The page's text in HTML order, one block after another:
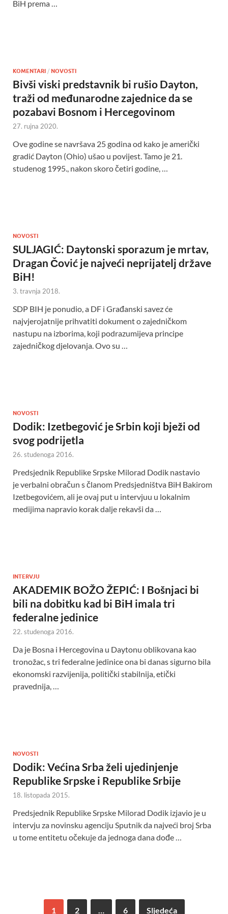
BiH prema …
KOMENTARI / NOVOSTI
Bivši viski predstavnik bi rušio Dayton,
traži od međunarodne zajednice da se
pozabavi Bosnom i Hercegovinom
27. rujna 2020.
Ove godine se navršava 25 godina od kako je američki
gradić Dayton (Ohio) ušao u povijest. Tamo je 21.
studenog 1995., nakon skoro četiri godine, …
NOVOSTI
SULJAGIĆ: Daytonski sporazum je mrtav,
Dragan Čović je najveći neprijatelj države
BiH!
3. travnja 2018.
SDP BIH je ponudio, a DF i Građanski savez će
najvjerojatnije prihvatiti dokument o zajedničkom
nastupu na izborima, koji podrazumijeva principe
zajedničkog djelovanja. Ovo su …
NOVOSTI
Dodik: Izetbegović je Srbin koji bježi od
svog podrijetla
26. studenoga 2016.
Predsjednik Republike Srpske Milorad Dodik nastavio
je verbalni obračun s članom Predsjedništva BiH Bakirom
Izetbegovićem, ali je ovaj put u intervjuu u lokalnim
medijima napravio korak dalje rekavši da …
INTERVJU
AKADEMIK BOŽO ŽEPIĆ: I Bošnjaci bi
bili na dobitku kad bi BiH imala tri
federalne jedinice
22. studenoga 2016.
Da je Bosna i Hercegovina u Daytonu oblikovana kao
tronožac, s tri federalne jedinice ona bi danas sigurno bila
ekonomski razvijenija, politički stabilnija, etički
pravednija, …
NOVOSTI
Dodik: Većina Srba želi ujedinjenje
Republike Srpske i Republike Srbije
18. listopada 2015.
Predsjednik Republike Srpske Milorad Dodik izjavio je u
intervju za novinsku agenciju Sputnik da najveći broj Srba
u tome entitetu očekuje da jednoga dana dođe …
1 2 6 Sljedeća